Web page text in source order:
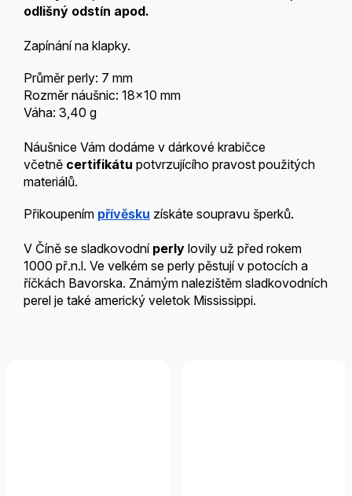
odlišný odstín apod.
Zapínání na klapky.
Průměr perly: 7 mm
Rozměr náušnic: 18x10 mm
Váha: 3,40 g
Náušnice Vám dodáme v dárkové krabičce
včetně certifikátu potvrzujícího pravost použitých
materiálů.
Přikoupením přívěsku získáte soupravu šperků.
V Číně se sladkovodní perly lovily už před rokem
1000 př.n.l. Ve velkém se perly pěstují v potocích a
říčkách Bavorska. Známým nalezištěm sladkovodních
perel je také americký veletok Mississippi.